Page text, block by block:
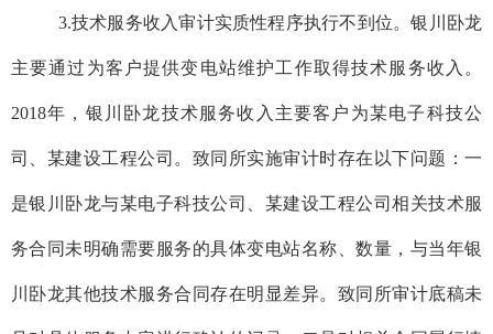
3.技术服务收入审计实质性程序执行不到位。银川卧龙
主要通过为客户提供变电站维护工作取得技术服务收入。
2018年，银川卧龙技术服务收入主要客户为某电子科技公
司、 某建设工程公司。致同所实施审计时存在以下问题：一
是银川卧龙与某电子科技公司、 某建设工程公司相关技术服
务合同未明确需要服务的具体变电站名称、数量，与当年银
川卧龙其他技术服务合同存在明显差异。致同所审计底稿未